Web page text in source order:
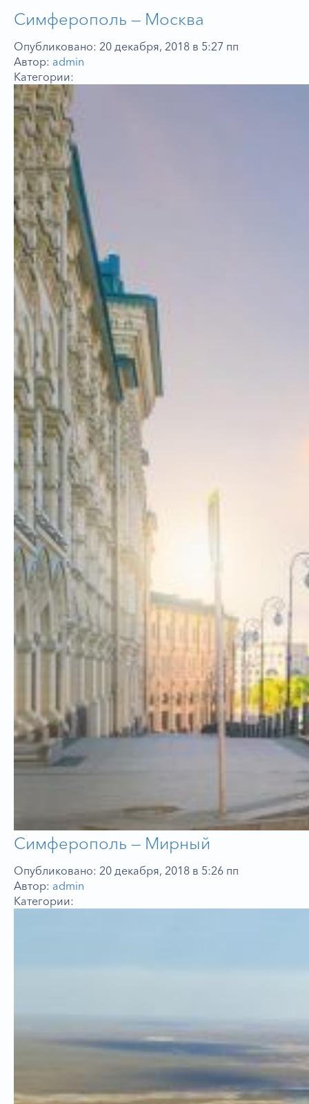
Симферополь — Москва
Опубликовано: 20 декабря, 2018 в 5:27 пп
Автор: admin
Категории:
Симферополь — Мирный
Опубликовано: 20 декабря, 2018 в 5:26 пп
Автор: admin
Категории: